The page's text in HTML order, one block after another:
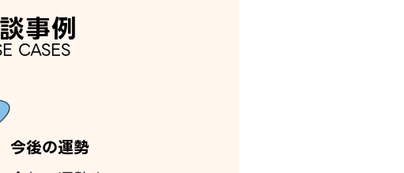
事例
CASES
今後の運勢